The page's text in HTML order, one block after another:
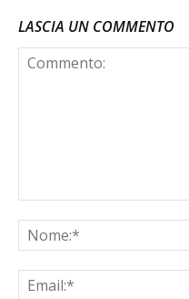
LASCIA UN COMMENTO